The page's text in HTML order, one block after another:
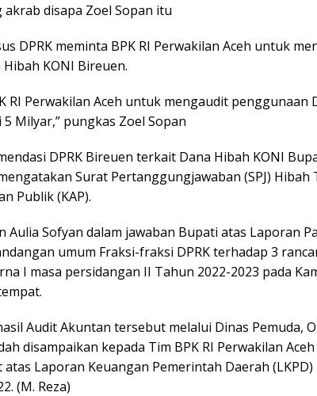
disapa Zoel Sopan itu
DPRK meminta BPK RI Perwakilan Aceh untuk
KONI Bireuen.
RI Perwakilan Aceh untuk mengaudit penggunaan
Milyar,” pungkas Zoel Sopan
DPRK Bireuen terkait Dana Hibah KONI
Surat Pertanggungjawaban (SPJ)
Publik (KAP).
Aulia Sofyan dalam jawaban Bupati atas Laporan
umum Fraksi-fraksi DPRK terhadap 3
I masa persidangan II Tahun 2022-2023 pada
Audit Akuntan tersebut melalui Dinas Pemuda,
disampaikan kepada Tim BPK RI Perwakilan
Laporan Keuangan Pemerintah Daerah
(M. Reza)